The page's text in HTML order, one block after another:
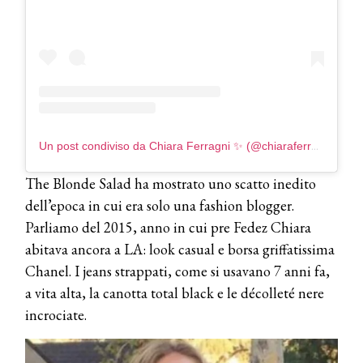
Un post condiviso da Chiara Ferragni ✨ (@chiaraferragni)
The Blonde Salad ha mostrato uno scatto inedito
dell’epoca in cui era solo una fashion blogger.
Parliamo del 2015, anno in cui pre Fedez Chiara
abitava ancora a LA: look casual e borsa griffatissima
Chanel. I jeans strappati, come si usavano 7 anni fa,
a vita alta, la canotta total black e le décolleté nere
incrociate.